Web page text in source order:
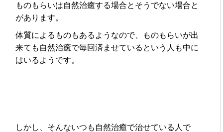
ものもらいは自然治癒する場合とそうでない場合と
があります。
体質によるものもあるようなので、ものもらいが出
来ても自然治癒で毎回済ませているという人も中に
はいるようです。
しかし、そんないつも自然治癒で治せている人で